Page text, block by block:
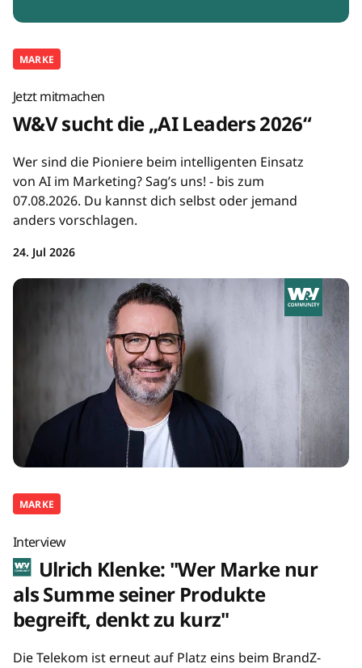
MARKE
Jetzt mitmachen
W&V sucht die „AI Leaders 2026“
Wer sind die Pioniere beim intelligenten Einsatz
von AI im Marketing? Sag’s uns! - bis zum
07.08.2026. Du kannst dich selbst oder jemand
anders vorschlagen.
24. Jul 2026
MARKE
Interview
Ulrich Klenke: "Wer Marke nur
als Summe seiner Produkte
begreift, denkt zu kurz"
Die Telekom ist erneut auf Platz eins beim BrandZ-